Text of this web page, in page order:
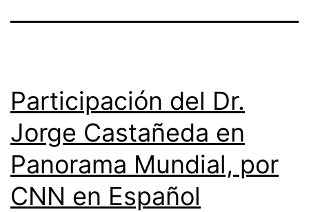
Participación del Dr.
Jorge Castañeda en
Panorama Mundial, por
CNN en Español